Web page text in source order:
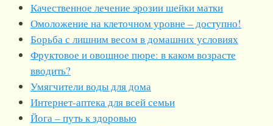
Качественное лечение эрозии шейки матки
Омоложение на клеточном уровне – доступно!
Борьба с лишним весом в домашних условиях
Фруктовое и овощное пюре: в каком возрасте
вводить?
Умягчители воды для дома
Интернет-аптека для всей семьи
Йога – путь к здоровью